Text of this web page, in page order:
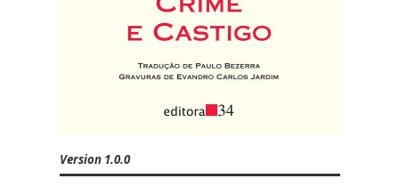
Version 1.0.0